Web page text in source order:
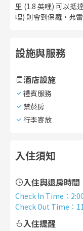
里 (1.8 英哩) 可以抵
哩) 則會到保羅·弗
設施與服務
酒店設施
禮賓服務
禁菸房
行李寄放
入住須知
入住與退房時間
Check In Time ：
Check Out Time ：
入住提醒